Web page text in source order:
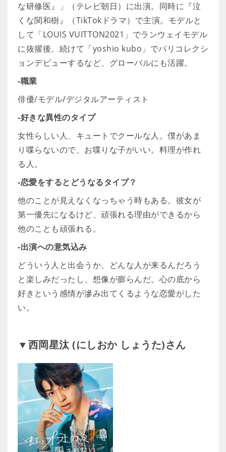
な研修医』」（テレビ朝日）に出演。同時に『泣
くな関和樹』（TikTokドラマ）で主演。モデルと
して「LOUIS VUITTON2021」でランウェイモデル
に抜擢後、続けて「yoshio kubo」でパリコレクシ
ョンデビューするなど、グローバルにも活躍。
-職業
俳優/モデル/デジタルアーティスト
-好きな異性のタイプ
女性らしい人、キュートでクールな人。僕があま
り喋らないので、お喋りな子がいい。料理が作れ
る人。
-恋愛をするとどうなるタイプ？
他のことが見えなくなっちゃう時もある。彼女が
第一優先になるけど、頑張れる理由ができるから
他のことも頑張れる。
-出演への意気込み
どういう人と出会うか、どんな人が来るんだろう
と楽しみだったし、想像が膨らんだ。心の底から
好きという感情が滲み出てくるような恋愛がした
い。
▼西岡星汰 (にしおか しょうた)さん